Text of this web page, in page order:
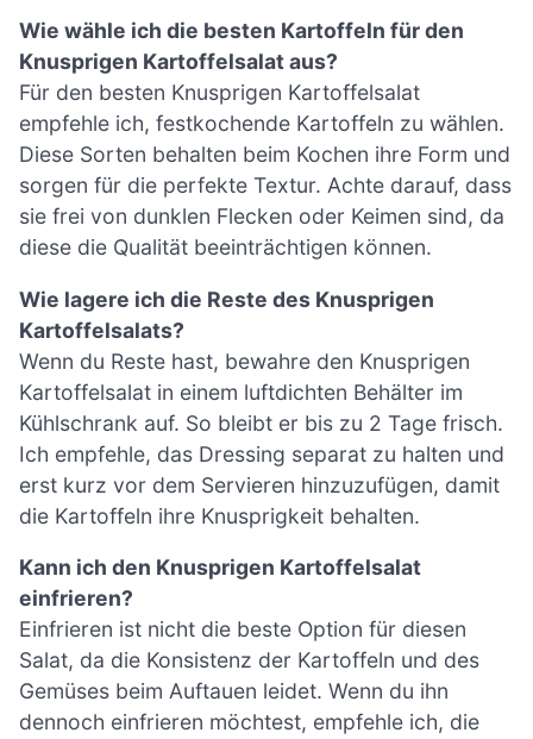
Wie wähle ich die besten Kartoffeln für den
Knusprigen Kartoffelsalat aus?
Für den besten Knusprigen Kartoffelsalat
empfehle ich, festkochende Kartoffeln zu wählen.
Diese Sorten behalten beim Kochen ihre Form und
sorgen für die perfekte Textur. Achte darauf, dass
sie frei von dunklen Flecken oder Keimen sind, da
diese die Qualität beeinträchtigen können.
Wie lagere ich die Reste des Knusprigen
Kartoffelsalats?
Wenn du Reste hast, bewahre den Knusprigen
Kartoffelsalat in einem luftdichten Behälter im
Kühlschrank auf. So bleibt er bis zu 2 Tage frisch.
Ich empfehle, das Dressing separat zu halten und
erst kurz vor dem Servieren hinzuzufügen, damit
die Kartoffeln ihre Knusprigkeit behalten.
Kann ich den Knusprigen Kartoffelsalat
einfrieren?
Einfrieren ist nicht die beste Option für diesen
Salat, da die Konsistenz der Kartoffeln und des
Gemüses beim Auftauen leidet. Wenn du ihn
dennoch einfrieren möchtest, empfehle ich, die